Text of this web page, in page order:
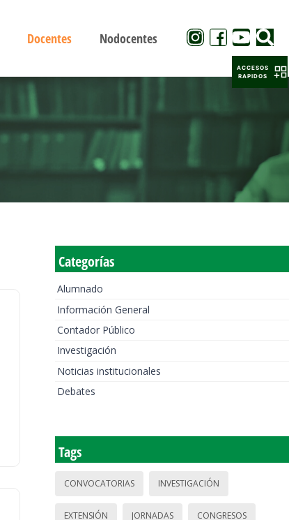
Docentes Nodocentes
Categorías
Alumnado
Información General
Contador Público
Investigación
Noticias institucionales
Debates
Tags
CONVOCATORIAS INVESTIGACIÓN
EXTENSIÓN JORNADAS CONGRESOS
ACCESOS
RAPIDOS